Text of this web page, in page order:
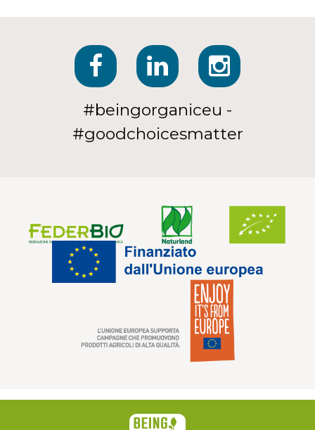
#beingorganiceu -
#goodchoicesmatter